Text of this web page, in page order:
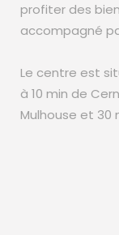
profiter des
accompagné
Le centre est
à 10 min de
Mulhouse et 30